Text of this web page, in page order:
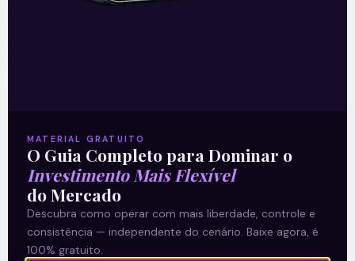
negócios.
—
Este conteúdo faz parte da nossa
Newsletter‘E Eu Com Isso’.
MATERIAL GRATUITO
O Guia Completo para Dominar o
Investimento Mais Flexível
do Mercado
Descubra como operar com mais liberdade, controle e
consistência — independente do cenário. Baixe agora, é
100% gratuito.